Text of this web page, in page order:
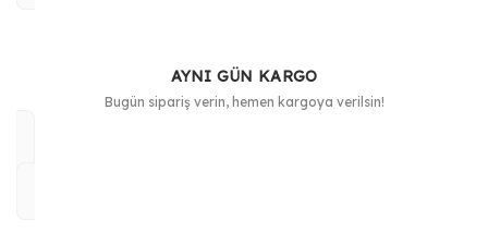
AYNI GÜN KARGO
Bugün sipariş verin, hemen kargoya verilsin!